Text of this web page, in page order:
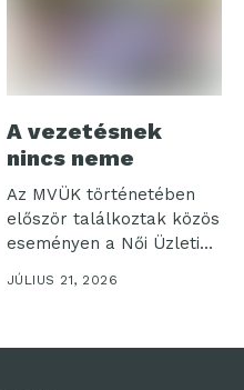
A vezetésnek
nincs neme
Az MVÜK történetében
először találkoztak közös
eseményen a Női Üzleti
Klub és...
JÚLIUS 21, 2026